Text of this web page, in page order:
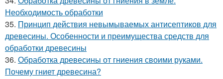
Необходимость обработки
35. Принцип действия невымываемых антисептиков для
древесины. Особенности и преимущества средств для
обработки древесины
36. Обработка древесины от гниения своими руками.
Почему гниет древесина?